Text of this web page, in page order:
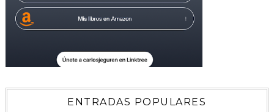
ENTRADAS POPULARES